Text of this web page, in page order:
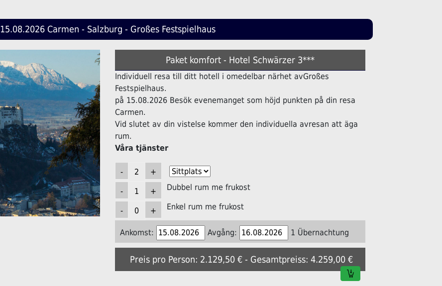
15.08.2026 Carmen - Salzburg - Großes Festspielhaus
Paket komfort - Hotel Schwärzer 3***
Individuell resa till ditt hotell i omedelbar närhet avGroßes
Festspielhaus.
på 15.08.2026 Besök evenemanget som höjd punkten på din resa
Carmen.
Vid slutet av din vistelse kommer den individuella avresan att äga
rum.
Våra tjänster
Dubbel rum me frukost
Enkel rum me frukost
Ankomst: Avgång: 1 Übernachtung
Preis pro Person: 2.129,50 € - Gesamtpreiss: 4.259,00 €